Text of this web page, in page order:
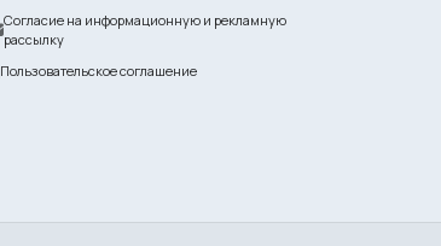
Согласие на информационную и рекламную
рассылку
Пользовательское соглашение